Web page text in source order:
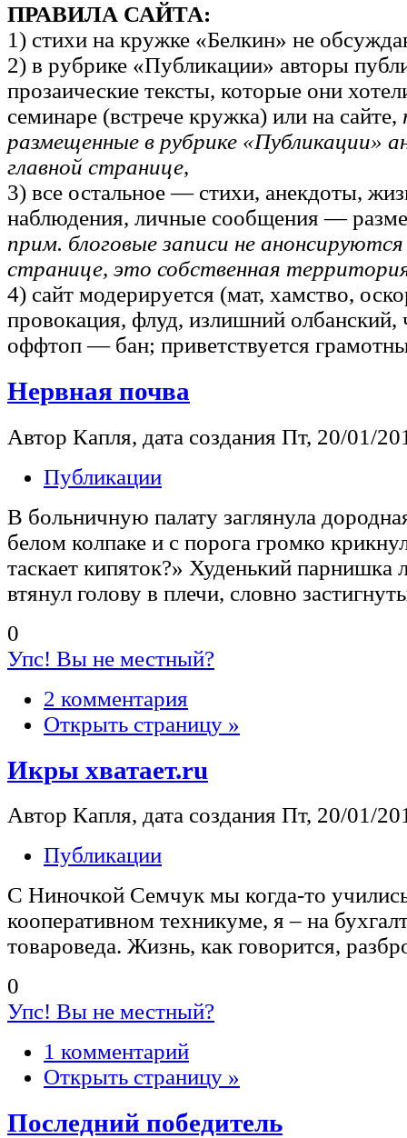
ПРАВИЛА САЙТА:
1) стихи на кружке «Белкин» не
2) в рубрике «Публикации» авторы
прозаические тексты, которые они
семинаре (встрече кружка) или на сайте,
размещенные в рубрике «Публикации»
главной странице,
3) все остальное — стихи, анекдоты,
наблюдения, личные сообщения —
прим. блоговые записи не анонсируются
странице, это собственная
4) сайт модерируется (мат, хамство,
провокация, флуд, излишний олбанский,
оффтоп — бан; приветствуется
Нервная почва
Автор Капля, дата создания Пт, 20/01/
Публикации
В больничную палату заглянула
белом колпаке и с порога громко
таскает кипяток?» Худенький парнишка
втянул голову в плечи, словно
0
Упс! Вы не местный?
2 комментария
Открыть страницу »
Икры хватает.ru
Автор Капля, дата создания Пт, 20/01/
Публикации
С Ниночкой Семчук мы когда-то
кооперативном техникуме, я – на
товароведа. Жизнь, как говорится,
0
Упс! Вы не местный?
1 комментарий
Открыть страницу »
Последний победитель